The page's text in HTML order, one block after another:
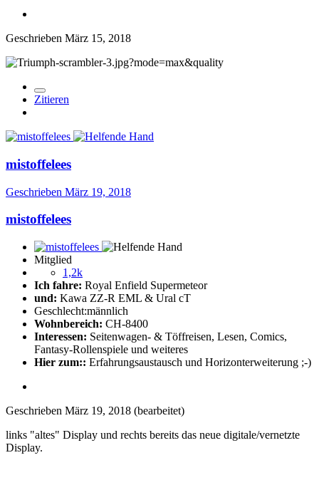
Geschrieben März 15, 2018
Zitieren
mistoffelees
Geschrieben März 19, 2018
mistoffelees
Mitglied
1,2k
Ich fahre: Royal Enfield Supermeteor
und: Kawa ZZ-R EML & Ural cT
Geschlecht:männlich
Wohnbereich: CH-8400
Interessen: Seitenwagen- & Töffreisen, Lesen, Comics,
Fantasy-Rollenspiele und weiteres
Hier zum:: Erfahrungsaustausch und Horizonterweiterung ;-)
Geschrieben März 19, 2018 (bearbeitet)
links "altes" Display und rechts bereits das neue digitale/vernetzte
Display.